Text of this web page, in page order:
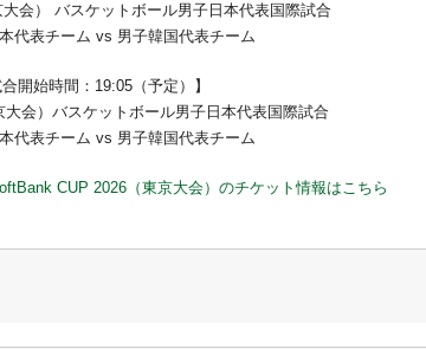
会） バスケットボール男子日本代表国際試合
代表チーム vs 男子韓国代表チーム
開始時間：19:05（予定）】
会）バスケットボール男子日本代表国際試合
代表チーム vs 男子韓国代表チーム
CUP 2026（東京大会）のチケット情報はこちら